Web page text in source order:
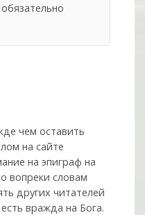
чем оставить
на сайте
на эпиграф на
вопреки словам
других читателей
вражда на Бога.